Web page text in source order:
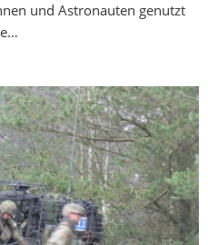
und Astronauten genutzt